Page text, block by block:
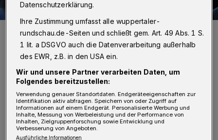
Gute Nachrichten aus der Gathenschlucht: Talflimmern 2020 findet
statt.
Foto: Talflimmern
Z war musste das bereits gebuchte
Eröffnungskonzert mit Brenda Boykin
Datenschutzerklärung.
Ihre Zustimmung umfasst alle wuppertaler-
rundschau.de-Seiten und schließt gem. Art. 49 Abs. 1 S.
1 lit. a DSGVO auch die Datenverarbeitung außerhalb
des EWR, z.B. in den USA ein.
Wir und unsere Partner verarbeiten Daten, um
Folgendes bereitzustellen:
Verwendung genauer Standortdaten. Endgeräteeigenschaften zur
Identifikation aktiv abfragen. Speichern von oder Zugriff auf
Informationen auf einem Endgerät. Personalisierte Werbung und
Inhalte, Messung von Werbeleistung und der Performance von
Inhalten, Zielgruppenforschung sowie Entwicklung und
Verbesserung von Angeboten.
Ausführliche Informationen